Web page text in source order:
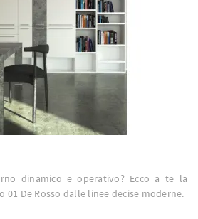
dinamico e operativo? Ecco a te la
01 De Rosso dalle linee decise moderne.